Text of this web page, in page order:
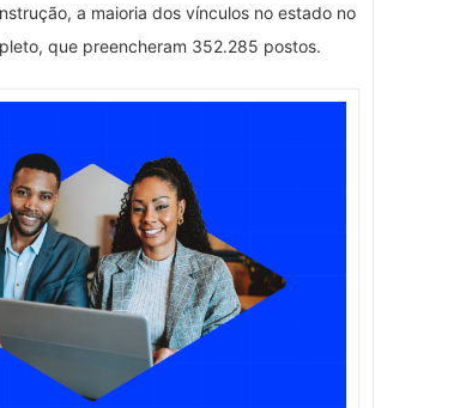
a maioria dos vínculos no estado no
que preencheram 352.285 postos.